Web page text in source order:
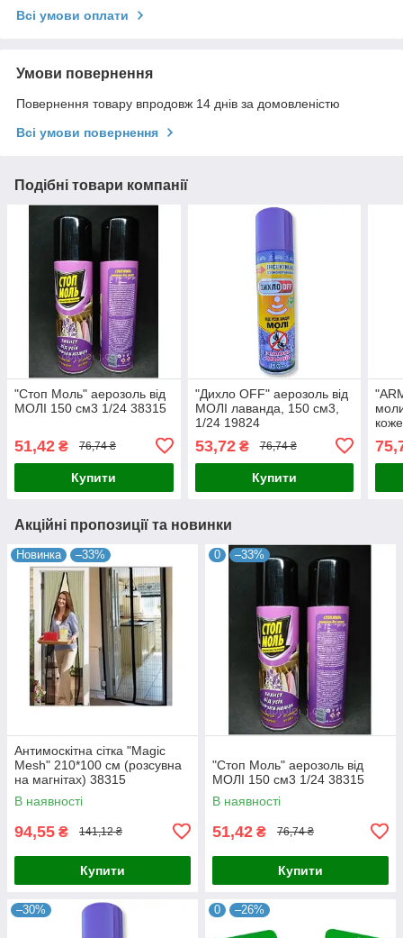
Всі умови оплати
Умови повернення
Повернення товару впродовж 14 днів за домовленістю
Всі умови повернення
Подібні товари компанії
"Стоп Моль" аерозоль від
МОЛІ 150 см3 1/24 38315
51,42 ₴ 76,74 ₴
Купити
"Дихло OFF" аерозоль від
МОЛІ лаванда, 150 см3,
1/24 19824
53,72₴ 76,74 ₴
Купити
Акційні пропозиції та новинки
Новинка –33%
Антимоскітна сітка "Magic
Mesh" 210*100 см (розсувна
на магнітах) 38315
В наявності
94,55 ₴ 141,12 ₴
Купити
0 –33%
"Стоп Моль" аерозоль від
МОЛІ 150 см3 1/24 38315
В наявності
51,42 ₴ 76,74 ₴
Купити
–30% 0 –26%